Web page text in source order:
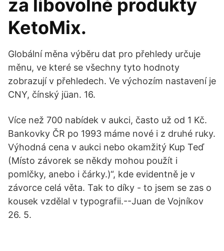
za libovolné produkty
KetoMix.
Globální měna výběru dat pro přehledy určuje
měnu, ve které se všechny tyto hodnoty
zobrazují v přehledech. Ve výchozím nastavení je
CNY, čínský jüan. 16.
Více než 700 nabídek v aukci, často už od 1 Kč.
Bankovky ČR po 1993 máme nové i z druhé ruky.
Výhodná cena v aukci nebo okamžitý Kup Teď
(Místo závorek se někdy mohou použít i
pomlčky, anebo i čárky.)“, kde evidentně je v
závorce celá věta. Tak to díky - to jsem se zas o
kousek vzdělal v typografii.--Juan de Vojníkov
26. 5.